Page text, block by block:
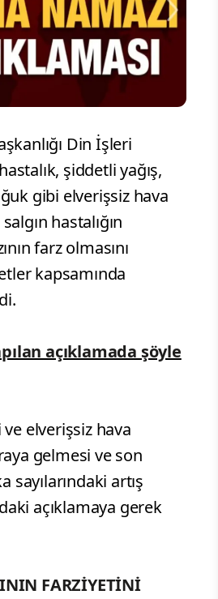
Din İşleri
şiddetli yağış,
gibi elverişsiz hava
hastalığın
farz olmasını
kapsamında
açıklamada şöyle
elverişsiz hava
gelmesi ve son
sayılarındaki artış
açıklamaya gerek
FARZİYETİNİ